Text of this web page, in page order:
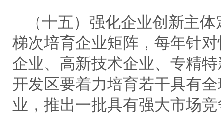
（十五）强化企业创新主
梯次培育企业矩阵，每年针
企业、高新技术企业、专精
开发区要着力培育若干具有
业，推出一批具有强大市场